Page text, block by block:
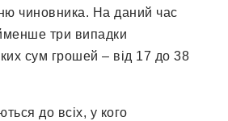
чиновника. На даний час
три випадки
сум грошей – від 17 до 38
до всіх, у кого